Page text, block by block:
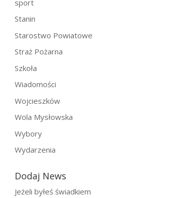
sport
Stanin
Starostwo Powiatowe
Straż Pożarna
Szkoła
Wiadomości
Wojcieszków
Wola Mysłowska
Wybory
Wydarzenia
Dodaj News
Jeżeli byłeś świadkiem